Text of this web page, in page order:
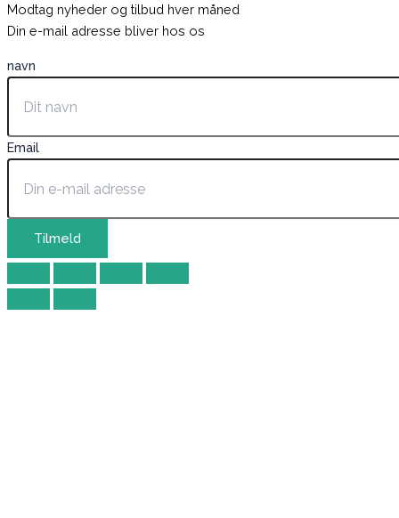
Modtag nyheder og tilbud hver måned
Din e-mail adresse bliver hos os
navn
Email
Tilmeld